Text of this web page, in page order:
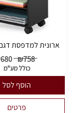
ארונית למדפסת דגם
₪758
680
כולל מע"מ
הוסף לסל
פרטים